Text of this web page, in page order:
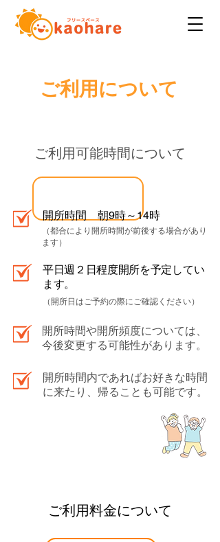
ご利用について
（都合により開所時間が前後する場合があり
ます）
（開所日はご予約の際にご確認ください）
ご利用可能時間について
開所時間や開所頻度については、
今後変更する可能性があります。
開所時間内であればお好きな時間
に来たり、帰ることも可能です。
開所時間 朝9時～14時
平日週２日程度開所を予定してい
ます。
​ご利用料金について